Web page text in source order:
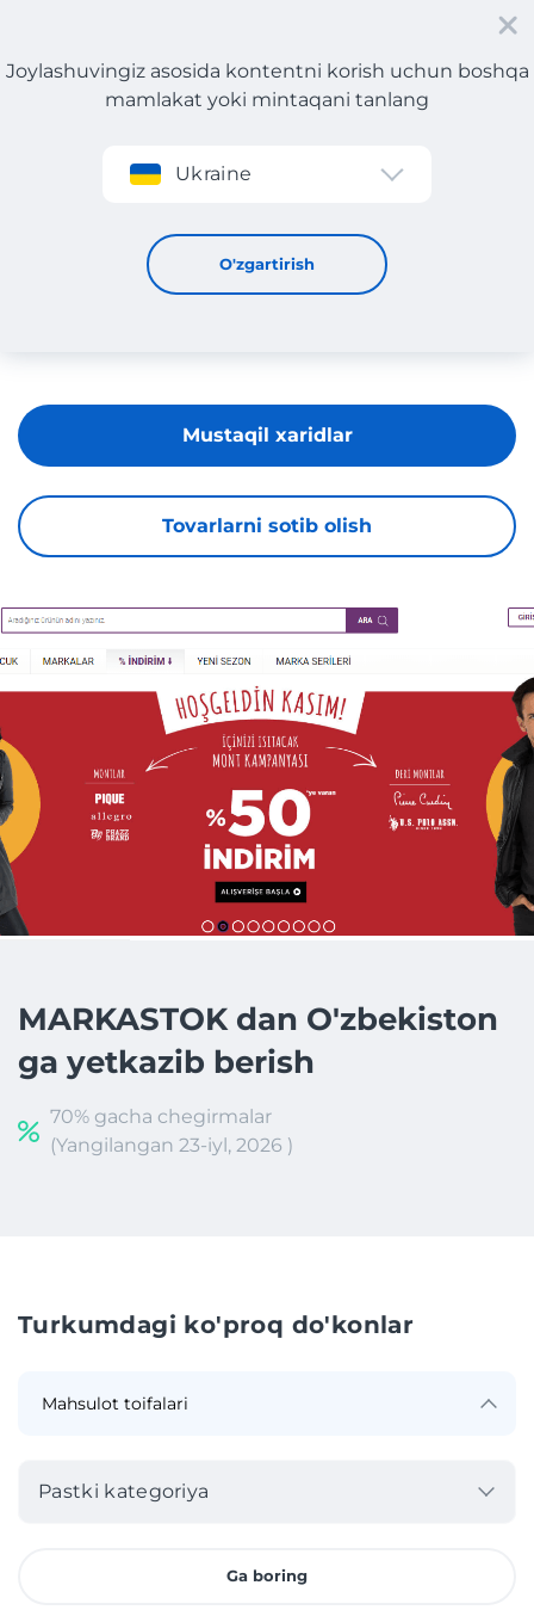
Roʻyxatdan oʻtish
Joylashuvingiz asosida kontentni korish uchun boshqa
mamlakat yoki mintaqani tanlang
Ukraine
O'zgartirish
MARKASTOK
Tovarlarni sotib olish
Mustaqil xaridlar
MARKASTOK dan O'zbekiston
ga yetkazib berish
70% gacha chegirmalar
(Yangilangan 23-iyl, 2026 )
Turkumdagi ko'proq do'konlar
Pastki kategoriya
Ga boring